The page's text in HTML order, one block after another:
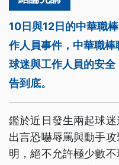
10日與12日的中華職
作人員事件，中華職
球迷與工作人員的安
告到底。
鑑於近日發生兩起球
出言恐嚇辱罵與動手
明，絕不允許極少數